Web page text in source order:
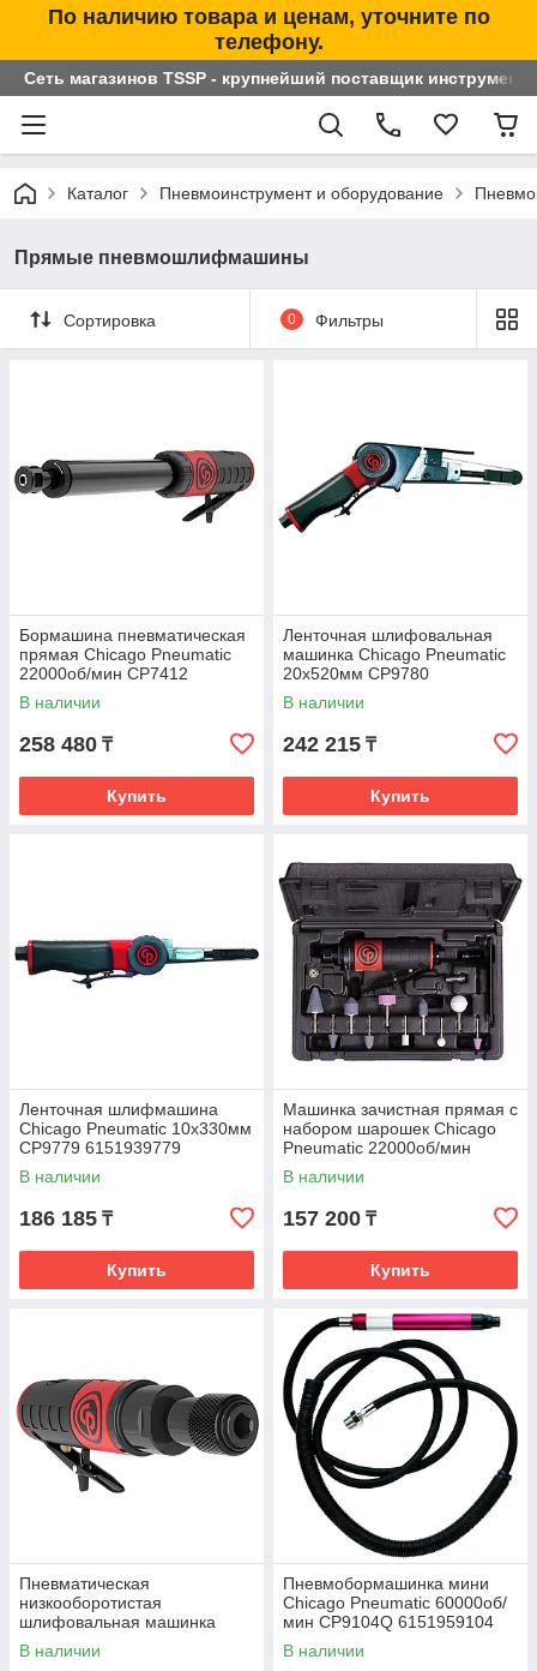
По наличию товара и ценам, уточните по
телефону.
Сеть магазинов TSSP - крупнейший поставщик
Каталог Пневмоинструмент и оборудование
Прямые пневмошлифмашины
Сортировка 0 Фильтры
Бормашина пневматическая
прямая Chicago Pneumatic
22000об/мин CP7412
8941074120
В наличии
258 480 ₸
Купить
Ленточная шлифовальная
машинка Chicago Pneumatic
20х520мм CP9780
В наличии
242 215 ₸
Купить
Ленточная шлифмашина
Chicago Pneumatic 10х330мм
CP9779 6151939779
В наличии
186 185 ₸
Купить
Машинка зачистная прямая с
набором шарошек Chicago
Pneumatic 22000об/мин
CP7411K 8941074111
В наличии
157 200 ₸
Купить
Пневматическая
низкооборотистая
шлифовальная машинка
Chicago Pneumatic 3000об/
мин CP873C 8940176891
В наличии
Пневмобормашинка мини
Chicago Pneumatic 60000об/
мин CP9104Q 6151959104
В наличии